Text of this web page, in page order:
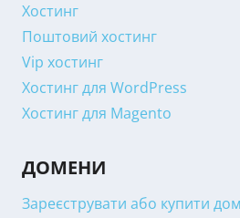
Хостинг
Поштовий хостинг
Vip хостинг
Хостинг для WordPress
Хостинг для Magento
ДОМЕНИ
Зареєструвати або купити